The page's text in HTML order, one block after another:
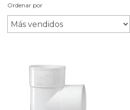
Ordenar por